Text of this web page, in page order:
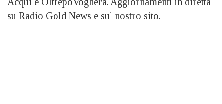
su Radio Gold News e sul nostro sito.